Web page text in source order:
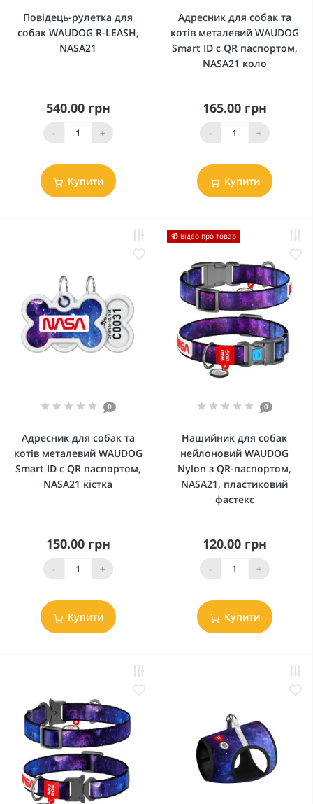
Повідець-рулетка для
собак WAUDOG R-LEASH,
NASA21
540.00 грн
- +
Купити
Адресник для собак та
котів металевий WAUDOG
Smart ID c QR паспортом,
NASA21 коло
165.00 грн
- +
Купити
0
Адресник для собак та
котів металевий WAUDOG
Smart ID c QR паспортом,
NASA21 кістка
150.00 грн
- +
Купити
📹 Відео про товар
0
Нашийник для собак
нейлоновий WAUDOG
Nylon з QR-паспортом,
NASA21, пластиковий
фастекс
120.00 грн
- +
Купити